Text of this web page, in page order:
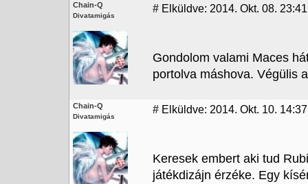
Chain-Q
Divatamigás
# Elküldve: 2014. Okt. 08. 23:41
Gondolom valami Maces
portolva máshova. Végülis
Chain-Q
Divatamigás
# Elküldve: 2014. Okt. 10. 14:37
Keresek embert aki tud
játékdizájn érzéke. Egy